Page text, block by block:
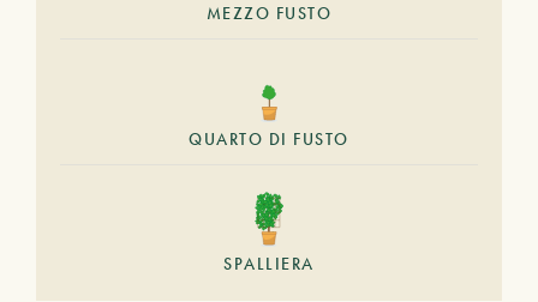
MEZZO FUSTO
QUARTO DI FUSTO
SPALLIERA